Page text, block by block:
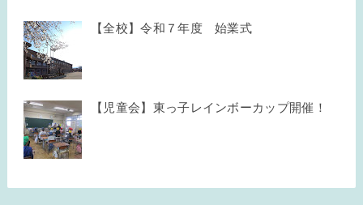
【全校】令和７年度 始業式
【児童会】東っ子レインボーカップ開催！